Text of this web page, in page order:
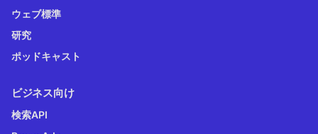
ウェブ標準
研究
ポッドキャスト
ビジネス向け
検索API